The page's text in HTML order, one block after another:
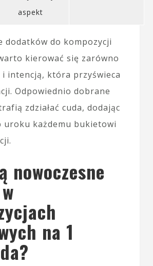
aspekt
dodatków do kompozycji
kierować się zarówno
intencją, która przyświeca
Odpowiednio dobrane
zdziałać cuda, dodając
uroku każdemu bukietowi
nowoczesne
na 1